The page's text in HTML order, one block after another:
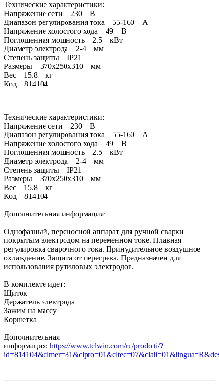
Технические характеристики:
Напряжение сети 230 В
Диапазон регулирования тока 55-160 А
Напряжение холостого хода 49 В
Поглощенная мощность 2.5 кВт
Диаметр электрода 2-4 мм
Степень защиты IP21
Размеры 370x250x310 мм
Вес 15.8 кг
Код 814104
Технические характеристики:
Напряжение сети 230 В
Диапазон регулирования тока 55-160 А
Напряжение холостого хода 49 В
Поглощенная мощность 2.5 кВт
Диаметр электрода 2-4 мм
Степень защиты IP21
Размеры 370x250x310 мм
Вес 15.8 кг
Код 814104
Дополнительная информация:
Однофазный, переносной аппарат для ручной сварки
покрытым электродом на переменном токе. Плавная
регулировка сварочного тока. Принудительное воздушное
охлаждение. Защита от перегрева. Предназначен для
использования рутиловых электродов.
В комплекте идет:
Щиток
Держатель электрода
Зажим на массу
Корщетка
Дополнительная
информация: https://www.telwin.com/ru/prodotti/?